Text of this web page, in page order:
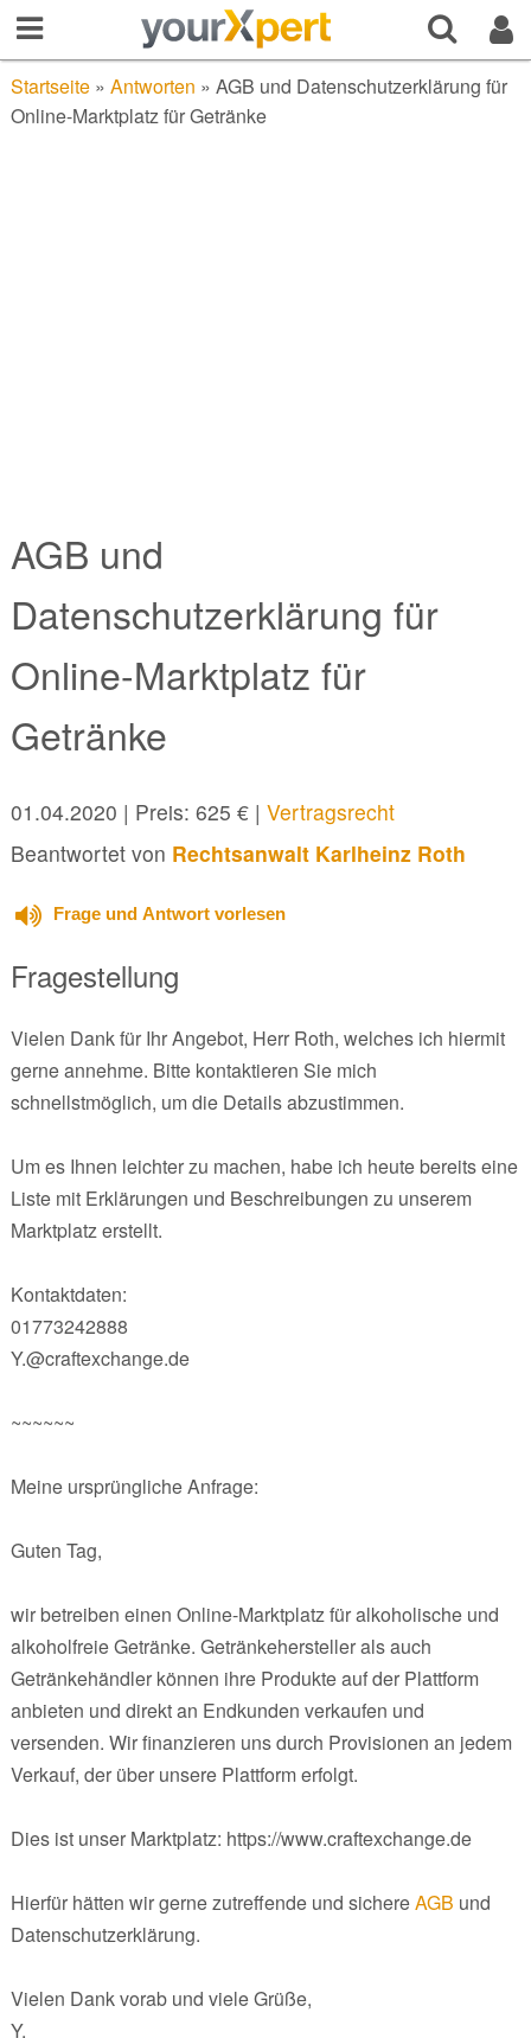
Startseite» Antworten » AGB und Datenschutzerklärung für
Online-Marktplatz für Getränke
AGB und
Datenschutzerklärung für
Online-Marktplatz für
Getränke
01.04.2020 | Preis: 625 € | Vertragsrecht
Beantwortet von Rechtsanwalt Karlheinz Roth
Frage und Antwort vorlesen
Fragestellung
Vielen Dank für Ihr Angebot, Herr Roth, welches ich hiermit
gerne annehme. Bitte kontaktieren Sie mich
schnellstmöglich, um die Details abzustimmen.
Um es Ihnen leichter zu machen, habe ich heute bereits eine
Liste mit Erklärungen und Beschreibungen zu unserem
Marktplatz erstellt.
Kontaktdaten:
01773242888
Y.@craftexchange.de
~~~~~~
Meine ursprüngliche Anfrage:
Guten Tag,
wir betreiben einen Online-Marktplatz für alkoholische und
alkoholfreie Getränke. Getränkehersteller als auch
Getränkehändler können ihre Produkte auf der Plattform
anbieten und direkt an Endkunden verkaufen und
versenden. Wir finanzieren uns durch Provisionen an jedem
Verkauf, der über unsere Plattform erfolgt.
Dies ist unser Marktplatz: https://www.craftexchange.de
Hierfür hätten wir gerne zutreffende und sichereAGB und
Datenschutzerklärung.
Vielen Dank vorab und viele Grüße,
Y.